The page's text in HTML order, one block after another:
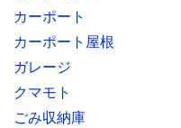
カーポート
カーポート屋根
ガレージ
クマモト
ごみ収納庫